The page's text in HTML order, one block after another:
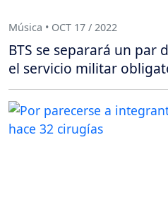
Música • OCT 17 / 2022
BTS se separará un par
el servicio militar